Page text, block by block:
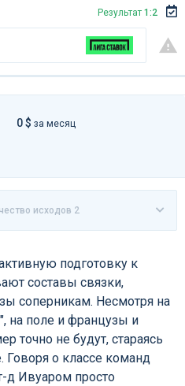
Результат 1:2
0 $ за месяц
исходов 2
подготовку к
составы связки,
соперникам. Несмотря на
на поле и французы и
точно не будут, стараясь
Говоря о классе команд
д Ивуаром просто